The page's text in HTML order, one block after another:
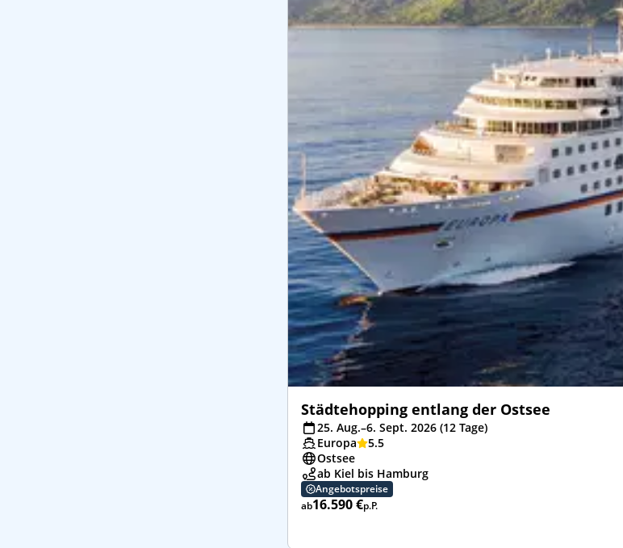
Städtehopping entlang der Ostsee
25. Aug.–6. Sept. 2026 (12 Tage)
Europa
5.5
Ostsee
ab Kiel bis Hamburg
Angebotspreise
ab16.590 €p.P.